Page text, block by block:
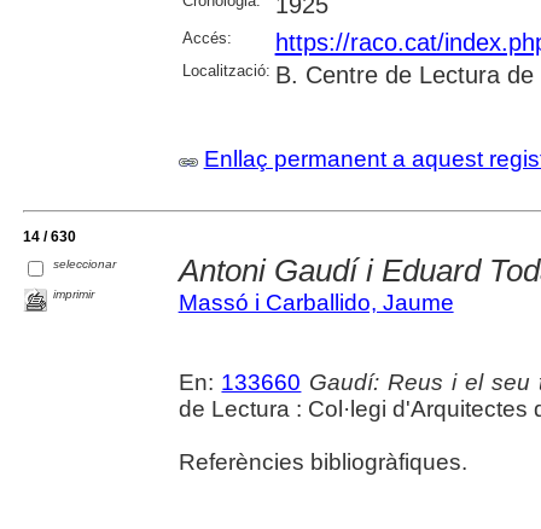
Accés: https://raco.cat/
Localització: B. Centre de Lectura de
Enllaç permanent a aquest
14 / 630
seleccionar
imprimir
Antoni Gaudí i Eduard
Massó i Carballido, Jaume
En: 133660 Gaudí: Reus i el seu
de Lectura : Col·legi
Referències bibliogràfiques.